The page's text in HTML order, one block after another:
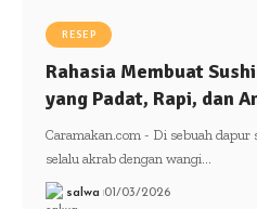
RESEP
Rahasia Membuat
yang Padat, Rapi, dan
Caramakan.com - Di sebuah dapur
selalu akrab dengan wangi…
salwa 01/03/2026